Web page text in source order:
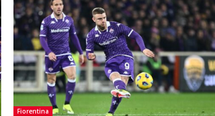
Fiorentina